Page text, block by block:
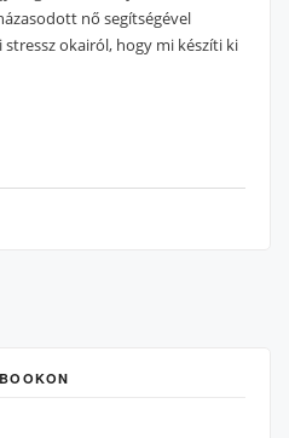
nő segítségével
okairól, hogy mi készíti ki